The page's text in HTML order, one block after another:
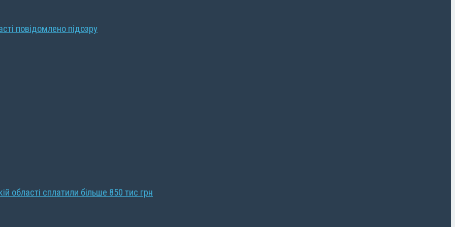
повідомлено підозру
області сплатили більше 850 тис грн